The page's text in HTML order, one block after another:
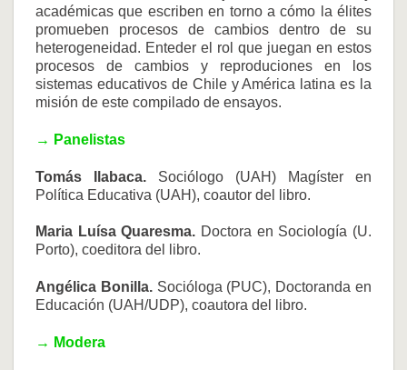
académicas que escriben en torno a cómo la élites
promueben procesos de cambios dentro de su
heterogeneidad. Enteder el rol que juegan en estos
procesos de cambios y reproduciones en los
sistemas educativos de Chile y América latina es la
misión de este compilado de ensayos.
→ Panelistas
Tomás Ilabaca. Sociólogo (UAH) Magíster en
Política Educativa (UAH), coautor del libro.
Maria Luísa Quaresma. Doctora en Sociología (U.
Porto), coeditora del libro.
Angélica Bonilla. Socióloga (PUC), Doctoranda en
Educación (UAH/UDP), coautora del libro.
→ Modera